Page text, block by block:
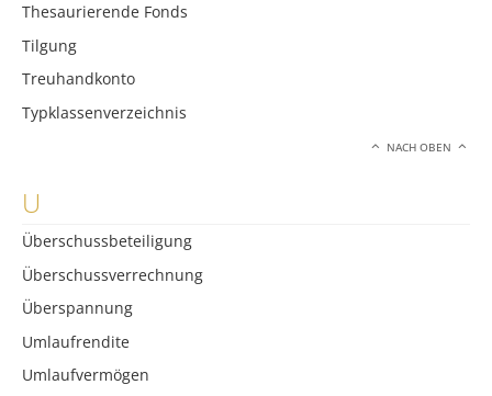
Thesaurierende Fonds
Tilgung
Treuhandkonto
Typklassenverzeichnis
NACH OBEN
U
Überschussbeteiligung
Überschussverrechnung
Überspannung
Umlaufrendite
Umlaufvermögen